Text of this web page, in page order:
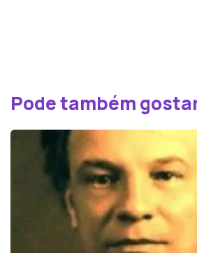
Pode também